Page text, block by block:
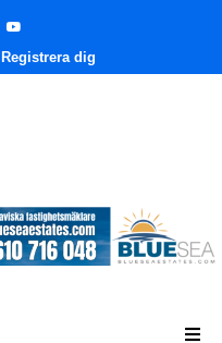
Registrera dig